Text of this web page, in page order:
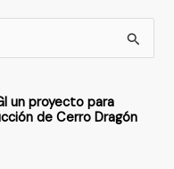
un proyecto para
de Cerro Dragón